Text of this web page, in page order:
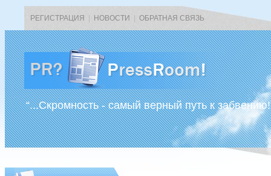
РЕГИСТРАЦИЯ НОВОСТИ ОБРАТНАЯ СВЯЗЬ
“...Скромность - самый верный путь к